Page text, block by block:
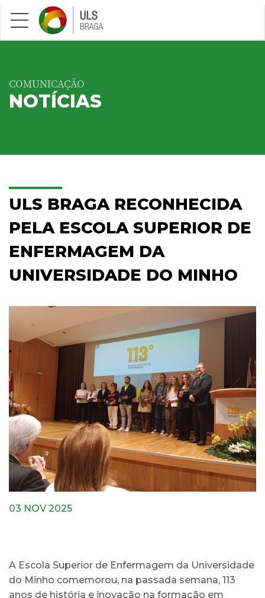
Saltar para conteúdo principal
COMUNICAÇÃO
NOTÍCIAS
ULS BRAGA RECONHECIDA
PELA ESCOLA SUPERIOR DE
ENFERMAGEM DA
UNIVERSIDADE DO MINHO
03 NOV 2025
A Escola Superior de Enfermagem da Universidade
do Minho comemorou, na passada semana, 113
anos de história e inovação na formação em